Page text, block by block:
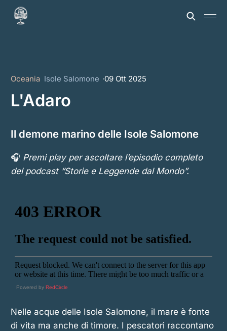
Oceania Isole Salomone 09 Ott 2025
L'Adaro
Il demone marino delle Isole Salomone
🎧 Premi play per ascoltare l’episodio completo
del podcast “Storie e Leggende dal Mondo”.
Powered by RedCircle
Nelle acque delle Isole Salomone, il mare è fonte
di vita ma anche di timore. I pescatori raccontano